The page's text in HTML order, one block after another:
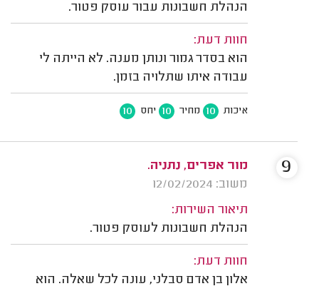
הנהלת חשבונות עבור עוסק פטור.
חוות דעת:
הוא בסדר גמור ונותן מענה. לא הייתה לי
עבודה איתו שתלויה בזמן.
איכות 10 מחיר 10 יחס 10
מור אפרים, נתניה.
משוב: 12/02/2024
תיאור השירות:
הנהלת חשבונות לעוסק פטור.
חוות דעת:
אלון בן אדם סבלני, עונה לכל שאלה. הוא
9